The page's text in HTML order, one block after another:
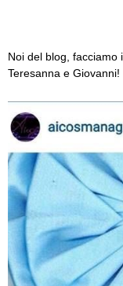
Noi del blog, facciamo
Teresanna e Giovanni!